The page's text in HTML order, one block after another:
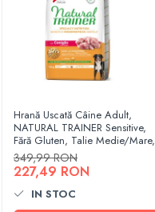
Hrană Uscată Câine Adult,
NATURAL TRAINER Sensitive,
Fără Gluten, Talie Medie/Mare,
Iepure, 12kg
349,99 RON
227,49 RON
IN STOC